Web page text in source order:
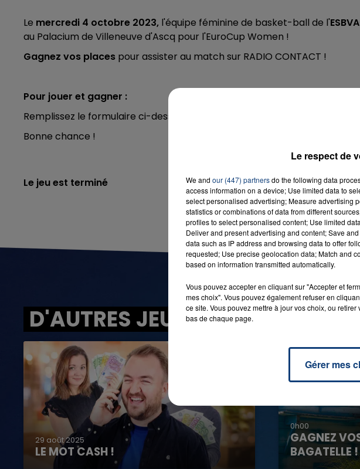
7h00 - 12h00
Le mercredi 4 octobre 2023, l'équipe féminine de basket-ball de l'
au Palacium de Villeneuve d'Ascq pour l'EuroCup Women !
Gagnez vos places pour assister au match sur RADIO CONTACT !
Pour jouer et gagner :
Remplissez le formulaire ci-dessous !
Bonne chance !
Le jeu est terminé
D'AUTRES JEUX
29 août 2025
LE MOT CASH !
0h00
GAGNEZ
BAGATELLE !
Le respect de
We and our (447) partnersdo the following data
access information on a device; Use limited data to
select personalised advertising; Measure advertising
statistics or combinations of data from different
profiles to select personalised content; Use limited
Deliver and present advertising and content; Save
data such as IP address and browsing data to offer
requested; Use precise geolocation data; Match and
based on information transmitted automatically.
Vous pouvez accepter en cliquant sur "Accepter et
mes choix". Vous pouvez également refuser en
ce site. Vous pouvez mettre à jour vos choix, ou
bas de chaque page.
Gérer mes